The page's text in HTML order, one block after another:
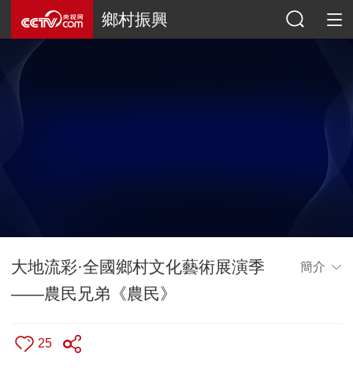
鄉村振興
大地流彩·全國鄉村文化藝術展演季
——農民兄弟《農民》
簡介
25